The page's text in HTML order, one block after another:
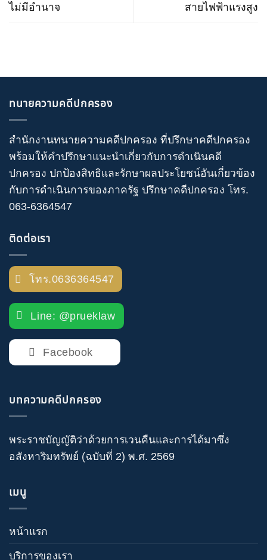
ไม่มีอำนาจ
สายไฟฟ้าแรงสูง
ทนายความคดีปกครอง
สำนักงานทนายความคดีปกครอง ที่ปรึกษาคดีปกครอง
พร้อมให้คำปรึกษาแนะนำเกี่ยวกับการดำเนินคดี
ปกครอง ปกป้องสิทธิและรักษาผลประโยชน์อันเกี่ยวข้อง
กับการดำเนินการของภาครัฐ ปรึกษาคดีปกครอง โทร.
063-6364547
ติดต่อเรา
โทร.0636364547
Line: @prueklaw
Facebook
บทความคดีปกครอง
พระราชบัญญัติว่าด้วยการเวนคืนและการได้มาซึ่ง
อสังหาริมทรัพย์ (ฉบับที่ 2) พ.ศ. 2569
เมนู
หน้าแรก
บริการของเรา